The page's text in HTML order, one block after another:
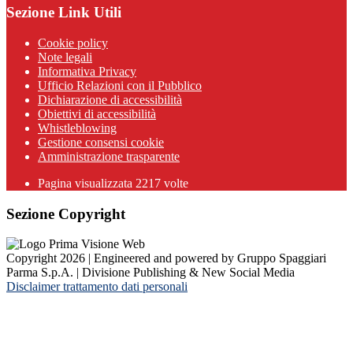
Sezione Link Utili
Cookie policy
Note legali
Informativa Privacy
Ufficio Relazioni con il Pubblico
Dichiarazione di accessibilità
Obiettivi di accessibilità
Whistleblowing
Gestione consensi cookie
Amministrazione trasparente
Pagina visualizzata 2217 volte
Sezione Copyright
Copyright 2026 | Engineered and powered by Gruppo Spaggiari
Parma S.p.A. | Divisione Publishing & New Social Media
Disclaimer trattamento dati personali